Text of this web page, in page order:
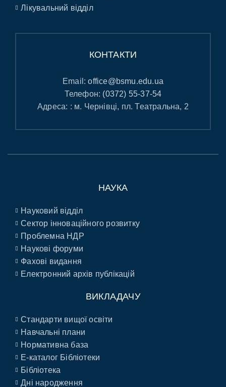
Лікувальний відділ
КОНТАКТИ
Email:office@bsmu.edu.ua
Телефон: (0372) 55-37-54
Адреса: : м. Чернівці, пл. Театральна, 2
НАУКА
Науковий відділ
Сектор інноваційного розвитку
Проблемна НДР
Наукові форуми
Фахові видання
Електронний архів публікацій
ВИКЛАДАЧУ
Стандарти вищої освіти
Навчальні плани
Нормативна база
E-каталог Бібліотеки
Бібліотека
Дні народження